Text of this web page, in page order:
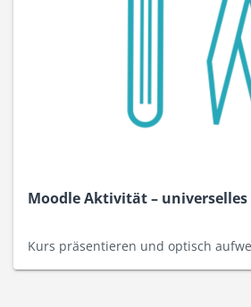
Moodle Aktivität – universelles
Kurs präsentieren und optisch